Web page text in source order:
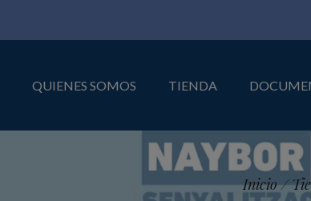
QUIENES SOMOS TIENDA
Inicio /